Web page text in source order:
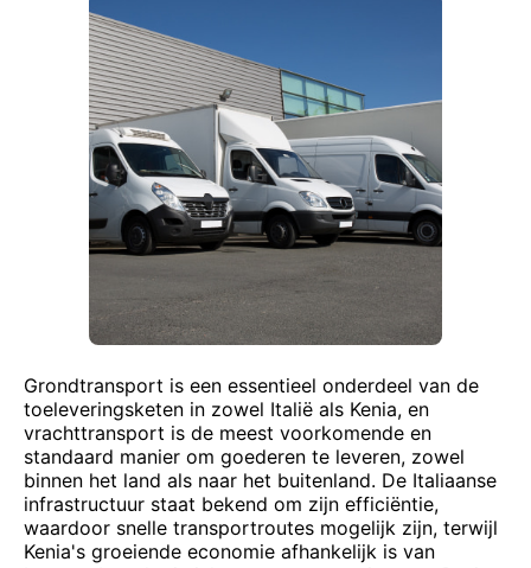
Grondtransport is een essentieel onderdeel van de
toeleveringsketen in zowel Italië als Kenia, en
vrachttransport is de meest voorkomende en
standaard manier om goederen te leveren, zowel
binnen het land als naar het buitenland. De Italiaanse
infrastructuur staat bekend om zijn efficiëntie,
waardoor snelle transportroutes mogelijk zijn, terwijl
Kenia's groeiende economie afhankelijk is van